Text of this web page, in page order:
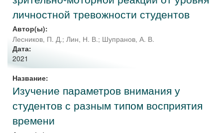
личностной тревожности студентов
Автор(ы):
Лесников, П. Д.; Лин, Н. В.; Шупранов, А. В.
Дата:
2021
Название:
Изучение параметров внимания у
студентов с разным типом восприятия
времени